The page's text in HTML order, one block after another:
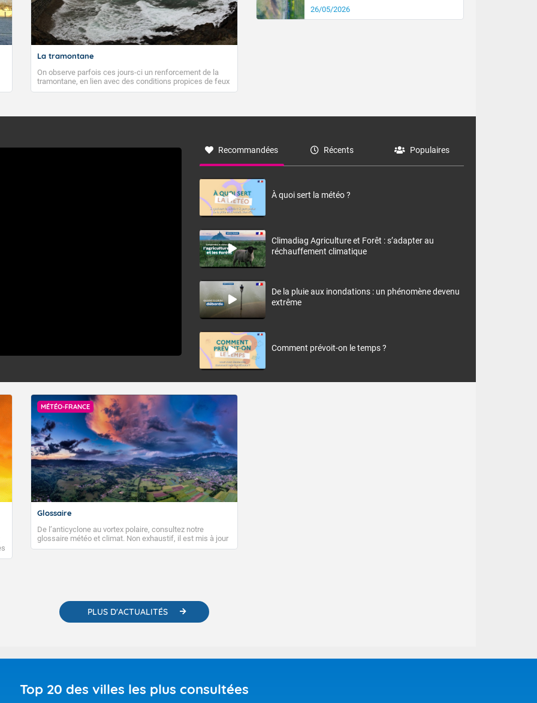
La tramontane
On observe parfois ces jours-ci un renforcement de la
tramontane, en lien avec des conditions propices de feux
de forêt. Mais qu'est-ce que la tramontane ? Quelles sont
à nord-ouest, dans un secteur qui part du Roussillon à la
26/05/2026
Recommandées Récents Populaires
À quoi sert la météo ?
Climadiag Agriculture et Forêt : s’adapter au
réchauffement climatique
De la pluie aux inondations : un phénomène devenu
extrême
Comment prévoit-on le temps ?
MÉTÉO-FRANCE
Glossaire
De l’anticyclone au vortex polaire, consultez notre
glossaire météo et climat. Non exhaustif, il est mis à jour
régulièrement, au fil de nos publications. Vous y trouverez
PLUS D'ACTUALITÉS
Top 20 des villes les plus consultées